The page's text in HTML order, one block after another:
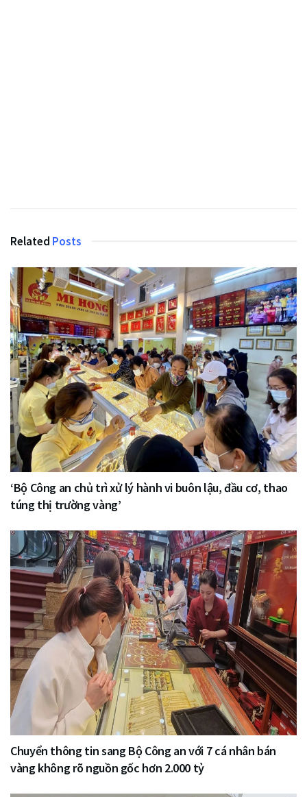
Related Posts
‘Bộ Công an chủ trì xử lý hành vi buôn lậu, đầu cơ, thao
túng thị trường vàng’
Chuyển thông tin sang Bộ Công an với 7 cá nhân bán
vàng không rõ nguồn gốc hơn 2.000 tỷ